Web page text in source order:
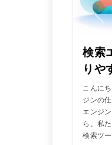
検索
りや
こんに
ジンの
エンジ
ら、私
検索ツ